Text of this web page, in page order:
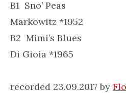
B1 Sno’
Markowitz *1952
B2 Mimi’s Blues
Di Gioia *1965
recorded 23.09.2017 by